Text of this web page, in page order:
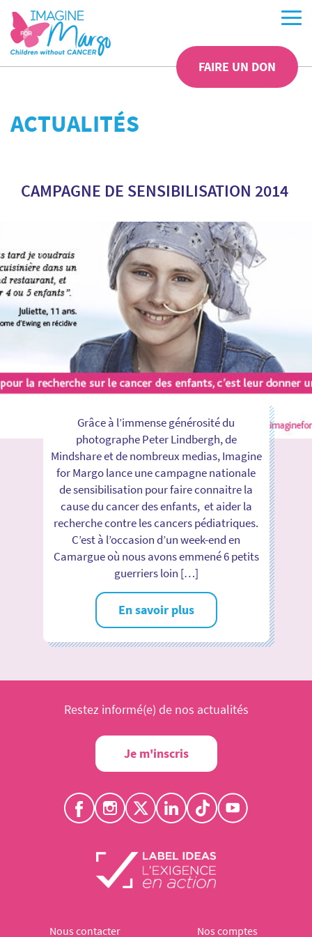
FAIRE UN DON
ACTUALITÉS
CAMPAGNE DE SENSIBILISATION 2014
Grâce à l’immense générosité du
photographe Peter Lindbergh, de
Mindshare et de nombreux medias, Imagine
for Margo lance une campagne nationale
de sensibilisation pour faire connaitre la
cause du cancer des enfants, et aider la
recherche contre les cancers pédiatriques.
C’est à l’occasion d’un week-end en
Camargue où nous avons emmené 6 petits
guerriers loin […]
En savoir plus
Restez informé(e) de nos actualités
Je m'inscris
Nous contacter Nos comptes